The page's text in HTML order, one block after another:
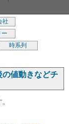
社
ー
時系列
の値動きなどチ